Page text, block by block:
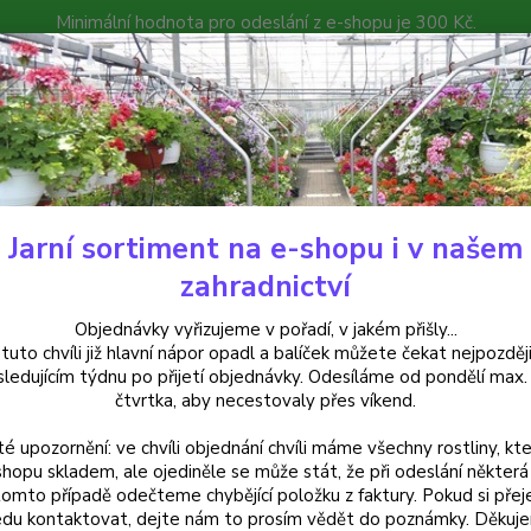
Minimální hodnota pro odeslání z e-shopu je 300 Kč.
můžete čekat nejpozději v následujícím týdnu po přijetí
Poradna Kontakty
Hledat
Balkónové rostliny Lantana Camara žlutá (Libora měňavá) - 132
Camara žlutá (Libora
zimu
Jarní sortiment na e-shopu i v našem
zahradnictví
Objednávky vyřizujeme v pořadí, v jakém přišly...
chvíli již hlavní nápor opadl a balíček můžete čekat
týdnu po přijetí objednávky. Odesíláme od pondělí
čtvrtka, aby necestovaly přes víkend.
upozornění: ve chvíli objednání chvíli máme všechny rostliny,
skladem, ale ojediněle se může stát, že při odeslání některá
případě odečteme chybějící položku z faktury. Pokud si
kontaktovat, dejte nám to prosím vědět do poznámky.